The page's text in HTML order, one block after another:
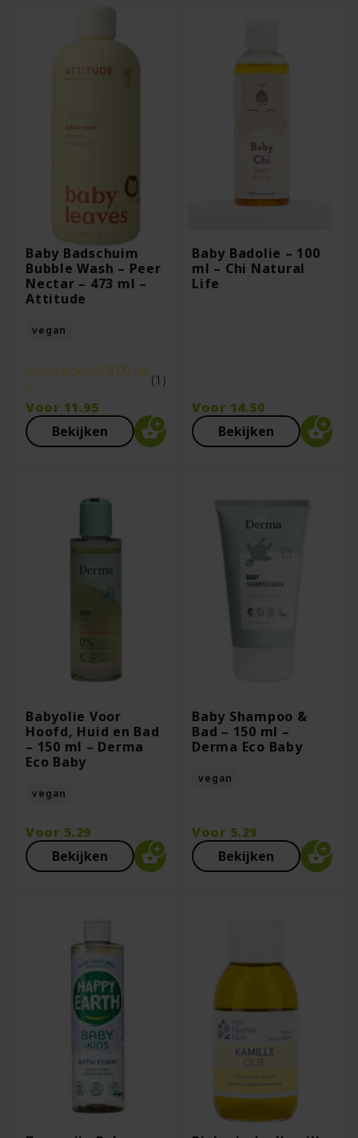
Baby Badschuim
Bubble Wash – Peer
Nectar – 473 ml –
Attitude
vegan
Gewaardeerd 5.00 uit
5
(1)
Voor 11.95
Bekijken
Baby Badolie – 100
ml – Chi Natural
Life
Voor 14.50
Bekijken
Babyolie Voor
Hoofd, Huid en Bad
– 150 ml – Derma
Eco Baby
vegan
Voor 5.29
Bekijken
Baby Shampoo &
Bad – 150 ml –
Derma Eco Baby
vegan
Voor 5.29
Bekijken